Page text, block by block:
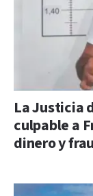
La Justicia
culpable a
dinero y